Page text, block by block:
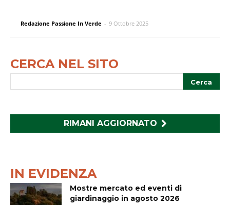
Redazione Passione In Verde - 9 Ottobre 2025
CERCA NEL SITO
RIMANI AGGIORNATO
IN EVIDENZA
Mostre mercato ed eventi di
giardinaggio in agosto 2026